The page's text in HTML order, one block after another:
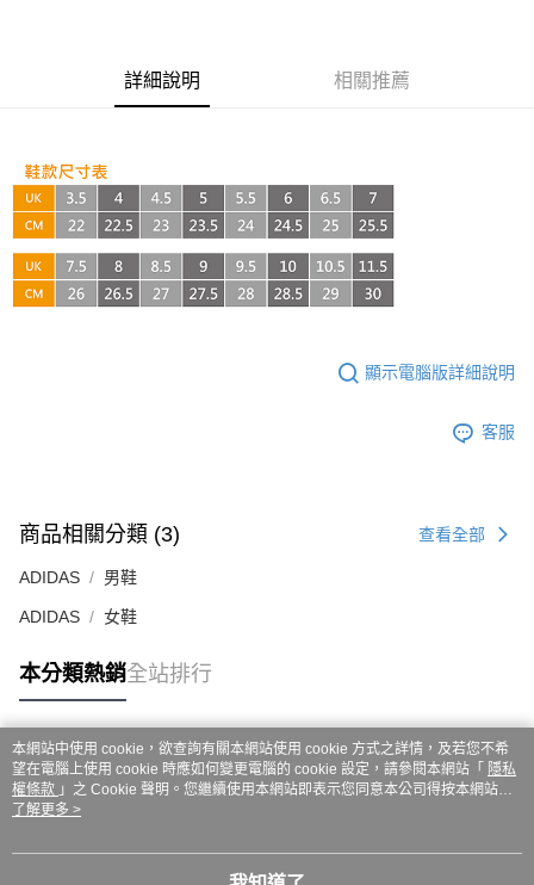
１．簡單：不需註冊會員、不需綁卡、不需儲值。
２．便利：只要手機號碼，簡訊認證，即可結帳。
３．安心：先確認商品／服務後，再付款。
１．於結帳方式選擇「AFTEE先享後付」後，將跳轉至「AFTEE先享後付」
結帳頁面，進行簡訊認證並確認金額後，即可完成結帳。
２．訂單成立數日內，您將收到繳費通知簡訊。
※ 請注意：結帳手續完成當下不需立刻繳費，但若您需要取消訂單，請聯絡
※ 交易是否成功請以「AFTEE先享後付 」之結帳頁面顯示為準，若有關於
【注意事項】
１．透過由恩沛科技股份有限公司提供之「AFTEE先享後付」服務完成之交
易，需依本服務之必要範圍內提供個人資料，並將交易相關給付款項請求債
２．關於個人資料處理事宜，請瀏覽以下網址：
「AFTEE先享後付」，若未經同意申辦者引起之損失，本公司不負相關責
任。
４．使用「AFTEE先享後付」時，將依據個別帳號之用戶狀況，依本公司即
時審查核予不同之上限額度；若仍有額度不足之情形，本公司將視審查結果
請求用戶進行身份認證。
５．嚴禁一人註冊多個帳號或使用他人資訊註冊。若發現惡意使用之情形，
恩沛科技股份有限公司將有權停止該用戶之使用額度並採取法律行動。
運送方式
全家取貨付款
付款後全家取貨
嘉里大榮宅配
每筆NT$80，滿NT$999(含以上)免運費
詳細說明 相關推薦
顯示電腦版詳細說明
客服
商品相關分類 (3) 查看全部
ADIDAS 男鞋
ADIDAS 女鞋
本分類熱銷全站排行
熱門標籤
本網站中使用 cookie，欲查詢有關本網站使用 cookie 方式之詳情，及若您不希
望在電腦上使用 cookie 時應如何變更電腦的 cookie 設定，請參閱本網站「 隱私
權條款 」之 Cookie 聲明。您繼續使用本網站即表示您同意本公司得按本網站使
用條款之 Cookie 聲明使用 cookie。
了解更多 >